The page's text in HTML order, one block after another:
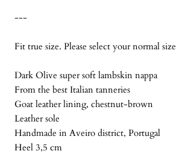
---
Fit true size. Please select your normal size
Dark Olive super soft lambskin nappa
From the best Italian tanneries
Goat leather lining, chestnut-brown
Leather sole
Handmade in Aveiro district, Portugal
Heel 3,5 cm